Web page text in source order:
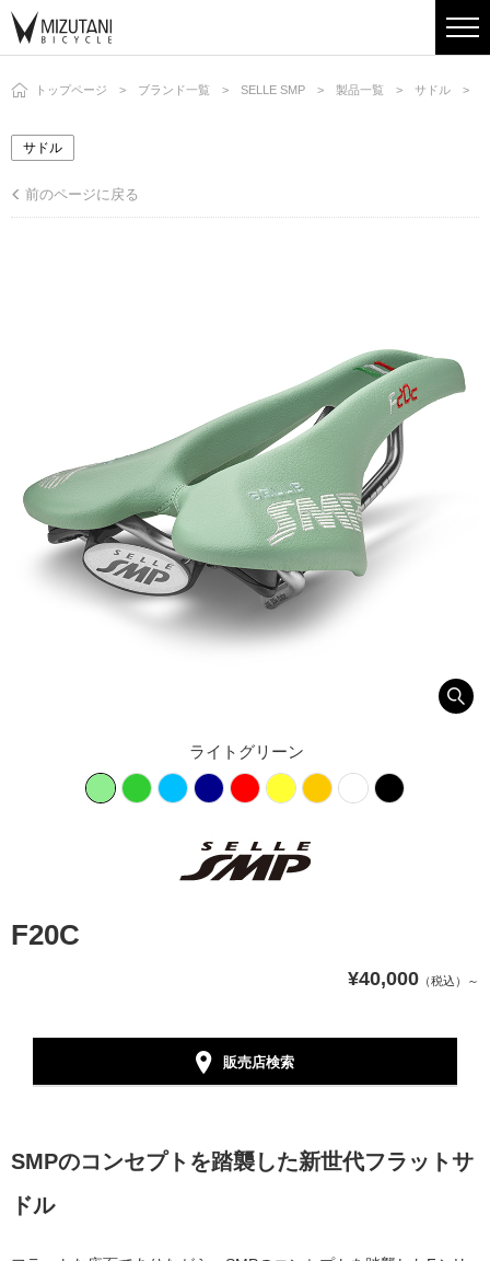
トップページ ブランド一覧 SELLE SMP 製品一覧 サドル
サドル
前のページに戻る
F20C
¥40,000 （税込）～
ライトグリーン
販売店検索
SMPのコンセプトを踏襲した新世代フラットサ
ドル